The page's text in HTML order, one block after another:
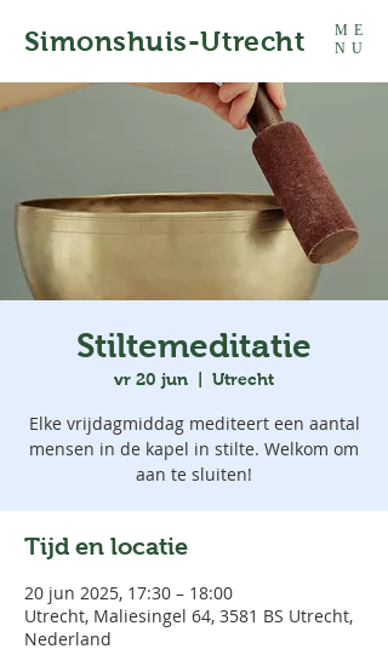
ME
NU
Simonshuis-Utrecht
Stiltemeditatie
vr 20 jun Utrecht
Elke vrijdagmiddag mediteert een aantal
mensen in de kapel in stilte. Welkom om
aan te sluiten!
Tijd en locatie
20 jun 2025, 17:30 – 18:00
Utrecht, Maliesingel 64, 3581 BS Utrecht,
Nederland